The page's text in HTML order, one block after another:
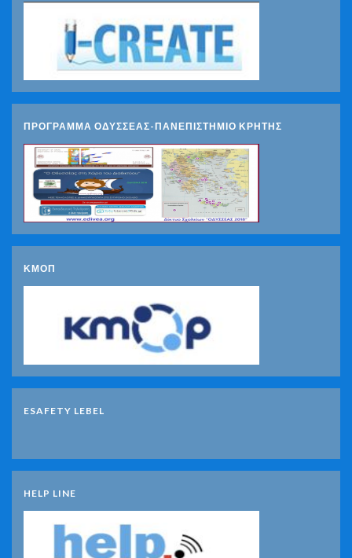
ΠΡΟΓΡΑΜΜΑ ΟΔΥΣΣΕΑΣ-ΠΑΝΕΠΙΣΤΗΜΙΟ ΚΡΗΤΗΣ
ΚΜΟΠ
ESAFETY LEBEL
HELP LINE